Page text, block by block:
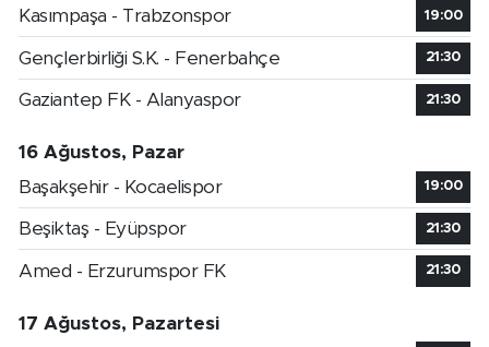
Kasımpaşa - Trabzonspor 19:00
Gençlerbirliği S.K. - Fenerbahçe 21:30
Gaziantep FK - Alanyaspor 21:30
16 Ağustos, Pazar
Başakşehir - Kocaelispor
19:00
Beşiktaş - Eyüpspor 21:30
Amed - Erzurumspor FK 21:30
17 Ağustos, Pazartesi